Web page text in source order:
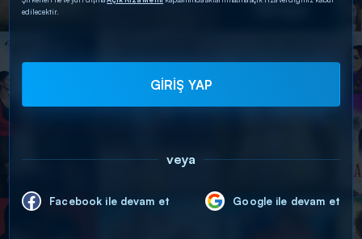
edilecektir.
GİRİŞ YAP
veya
Facebook ile devam et Google ile devam et